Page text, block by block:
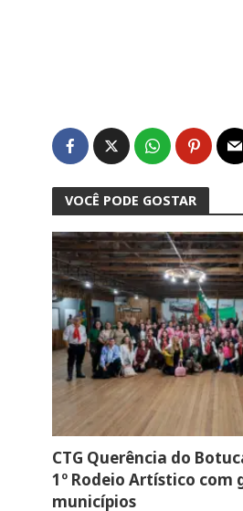
VOCÊ PODE GOSTAR
CTG Querência do
1º Rodeio Artístico com
municípios